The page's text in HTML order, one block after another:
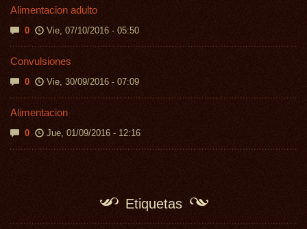
Alimentacion adulto
0 Vie, 07/10/2016 - 05:50
Convulsiones
0 Vie, 30/09/2016 - 07:09
Alimentacion
0 Jue, 01/09/2016 - 12:16
Etiquetas